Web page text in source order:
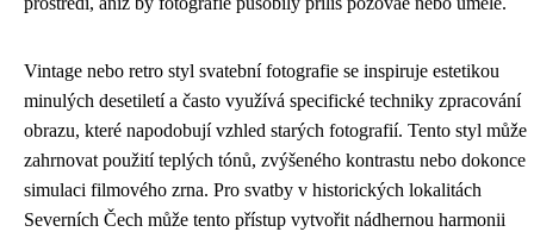
Vintage nebo retro styl svatební fotografie se inspiruje estetikou
minulých desetiletí a často využívá specifické techniky zpracování
obrazu, které napodobují vzhled starých fotografií. Tento styl může
zahrnovat použití teplých tónů, zvýšeného kontrastu nebo dokonce
simulaci filmového zrna. Pro svatby v historických lokalitách
Severních Čech může tento přístup vytvořit nádhernou harmonii